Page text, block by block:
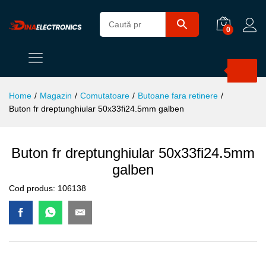
0
Home / Magazin / Comutatoare / Butoane fara retinere /
Buton fr dreptunghiular 50x33fi24.5mm galben
Buton fr dreptunghiular 50x33fi24.5mm
galben
Cod produs: 106138